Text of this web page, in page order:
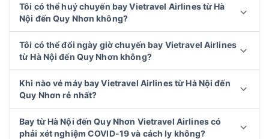
Tôi có thể huý chuyến bay Vietravel Airlines từ Hà
Nội đến Quy Nhơn không?
Tôi có thể đổi ngày giờ chuyến bay Vietravel Airlines
từ Hà Nội đến Quy Nhơn không?
Khi nào vé máy bay Vietravel Airlines từ Hà Nội đến
Quy Nhơn rẻ nhất?
Bay từ Hà Nội đến Quy Nhơn Vietravel Airlines có
phải xét nghiệm COVID-19 và cách ly không?